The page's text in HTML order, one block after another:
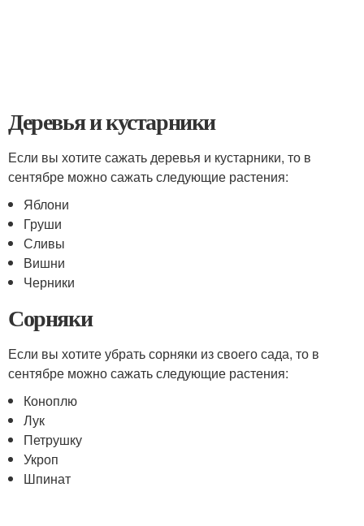
Деревья и кустарники
Если вы хотите сажать деревья и кустарники, то в
сентябре можно сажать следующие растения:
Яблони
Груши
Сливы
Вишни
Черники
Сорняки
Если вы хотите убрать сорняки из своего сада, то в
сентябре можно сажать следующие растения:
Коноплю
Лук
Петрушку
Укроп
Шпинат